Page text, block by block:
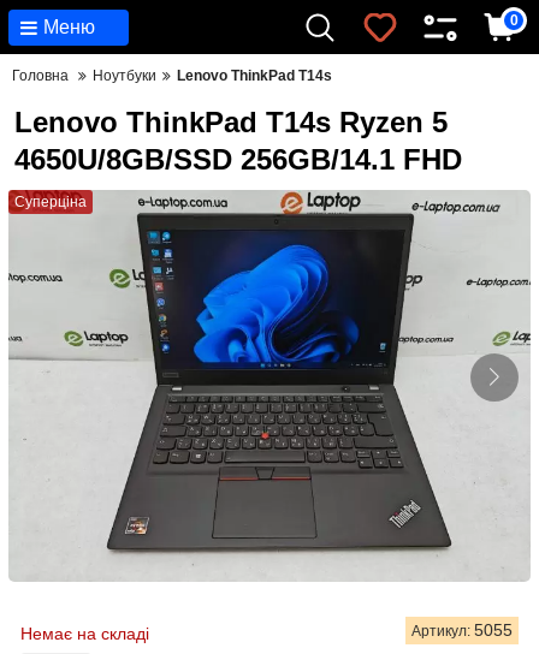
Меню 0
Головна Ноутбуки Lenovo ThinkPad T14s
Lenovo ThinkPad T14s Ryzen 5
4650U/8GB/SSD 256GB/14.1 FHD
Суперціна
Немає на складі Артикул: 5055